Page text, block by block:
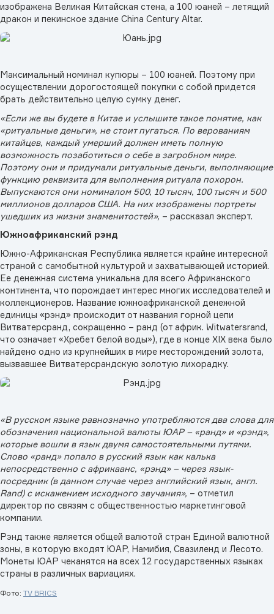
изображена Великая Китайская стена, а 100 юаней – летящий
дракон и пекинское здание China Century Altar.
Максимальный номинал купюры – 100 юаней. Поэтому при
осуществлении дорогостоящей покупки с собой придется
брать действительно целую сумку денег.
«Если же вы будете в Китае и услышите такое понятие, как
«ритуальные деньги», не стоит пугаться. По верованиям
китайцев, каждый умерший должен иметь полную
возможность позаботиться о себе в загробном мире.
Поэтому они и придумали ритуальные деньги, выполняющие
функцию реквизита для выполнения ритуала похорон.
Выпускаются они номиналом 500, 10 тысяч, 100 тысяч и 500
миллионов долларов США. На них изображены портреты
ушедших из жизни знаменитостей», – рассказал эксперт.
Южноафриканский рэнд
Южно-Африканская Республика является крайне интересной
страной с самобытной культурой и захватывающей историей.
Ее денежная система уникальна для всего Африканского
континента, что порождает интерес многих исследователей и
коллекционеров. Название южноафриканской денежной
единицы «рэнд» происходит от названия горной цепи
Витватерсранд, сокращенно – ранд (от африк. Witwatersrand,
что означает «Хребет белой воды»), где в конце XIX века было
найдено одно из крупнейших в мире месторождений золота,
вызвавшее Витватерсрандскую золотую лихорадку.
«В русском языке равнозначно употребляются два слова для
обозначения национальной валюты ЮАР – «ранд» и «рэнд»,
которые вошли в язык двумя самостоятельными путями.
Слово «ранд» попало в русский язык как калька
непосредственно с африкаанс, «рэнд» – через язык-
посредник (в данном случае через английский язык, англ.
Rand) с искажением исходного звучания», – отметил
директор по связям с общественностью маркетинговой
компании.
Рэнд также является общей валютой стран Единой валютной
зоны, в которую входят ЮАР, Намибия, Свазиленд и Лесото.
Монеты ЮАР чеканятся на всех 12 государственных языках
страны в различных вариациях.
Фото: TV BRICS